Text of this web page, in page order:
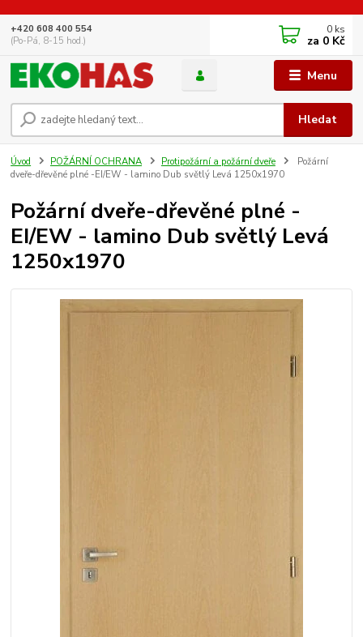
Menu
Hledat
+420 608 400 554
(Po-Pá, 8-15 hod.)
0 ks
za 0 Kč
Úvod POŽÁRNÍ OCHRANA Protipožární a požární dveře
Požární
dveře-dřevěné plné -EI/EW - lamino Dub světlý Levá 1250x1970
Požární dveře-dřevěné plné -
EI/EW - lamino Dub světlý Levá
1250x1970